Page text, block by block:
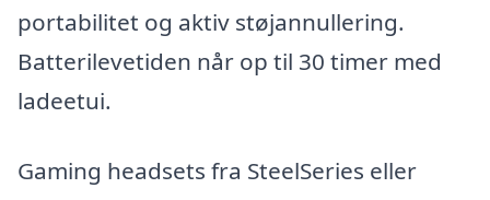
portabilitet og aktiv støjannullering.
Batterilevetiden når op til 30 timer med
ladeetui.
Gaming headsets fra SteelSeries eller